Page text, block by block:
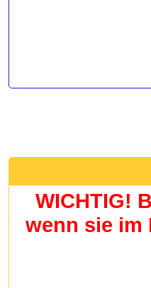
WICHTIG!
wenn sie im